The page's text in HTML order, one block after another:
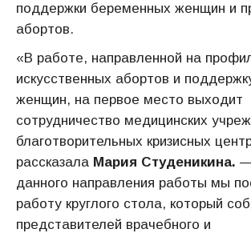
поддержки беременных женщин и
абортов.
«В работе, направленной на
искусственных абортов и
женщин, на первое место выходит
сотрудничество медицинских
благотворительных кризисных
рассказала Мария Студеникина. —
данного направления работы мы
работу круглого стола, который
представителей врачебного и